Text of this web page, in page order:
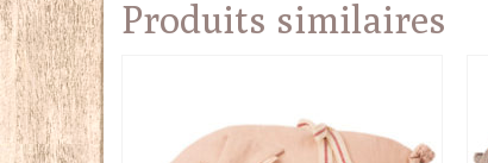
Produits similaires